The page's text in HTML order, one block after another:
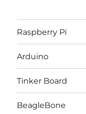
Raspberry Pi
Arduino
Tinker Board
BeagleBone